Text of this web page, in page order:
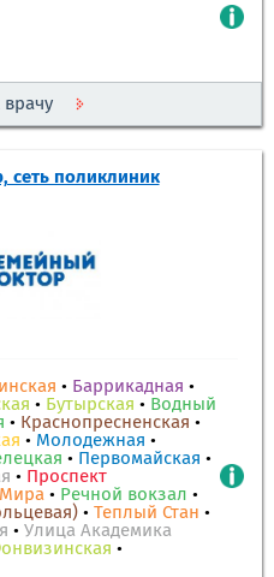
врачу
сеть поликлиник
• Баррикадная •
• Бутырская • Водный
• Краснопресненская •
• Молодежная •
• Первомайская •
• Проспект
• Речной вокзал •
• Теплый Стан •
• Улица Академика
•